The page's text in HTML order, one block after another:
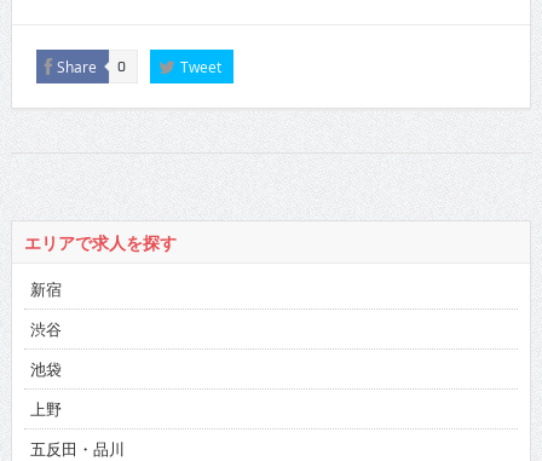
Share 0 Tweet
エリアで求人を探す
新宿
渋谷
池袋
上野
五反田・品川